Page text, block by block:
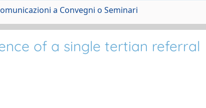
a Convegni o Seminari
of a single tertian referral